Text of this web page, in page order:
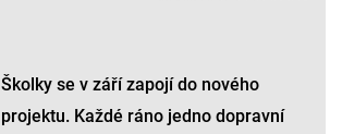
Školky se v září zapojí do nového
projektu. Každé ráno jedno dopravní